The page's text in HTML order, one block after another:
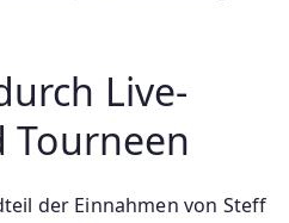
Live-
der Einnahmen von Steff